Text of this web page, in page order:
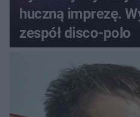
huczną imprezę.
zespół disco-polo